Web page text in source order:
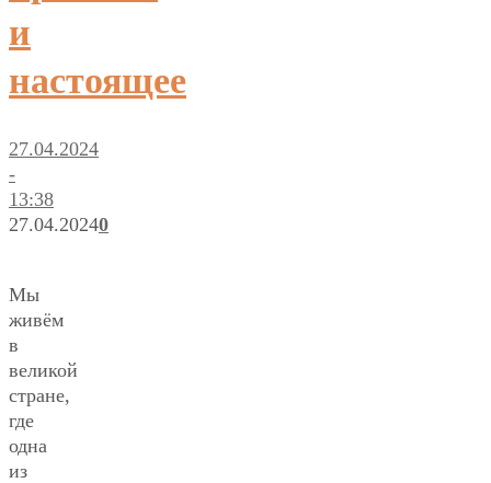
и
настоящее
27.04.2024
-
13:38
27.04.20240
Мы
живём
в
великой
стране,
где
одна
из